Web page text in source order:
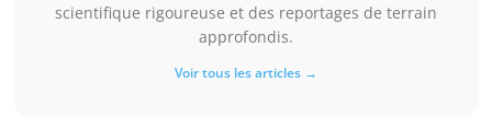
scientifique rigoureuse et des reportages de terrain
approfondis.
Voir tous les articles →